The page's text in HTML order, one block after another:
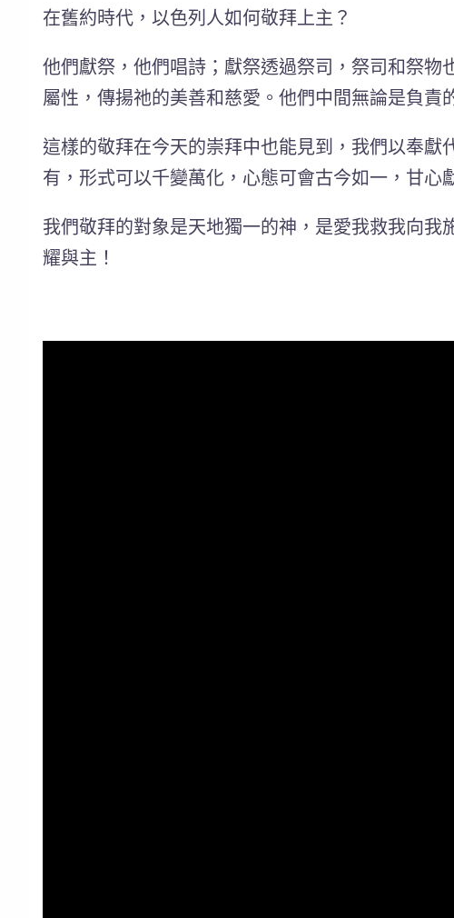
在舊約時代，以色列人如何敬拜上主？
他們獻祭，他們唱詩；獻祭透過祭司，祭司和祭
屬性，傳揚祂的美善和慈愛。他們中間無論是負責
這樣的敬拜在今天的崇拜中也能見到，我們以奉
有，形式可以千變萬化，心態可會古今如一，甘心
我們敬拜的對象是天地獨一的神，是愛我救我向
耀與主！